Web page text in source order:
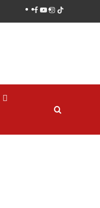
facebook
youtube
instagram
tiktok